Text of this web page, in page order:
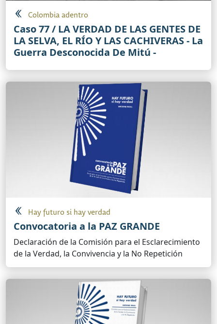
Colombia adentro
Caso 77 / LA VERDAD DE LAS GENTES DE
LA SELVA, EL RÍO Y LAS CACHIVERAS - La
Guerra Desconocida De Mitú -
Hay futuro si hay verdad
Convocatoria a la PAZ GRANDE
Declaración de la Comisión para el Esclarecimiento
de la Verdad, la Convivencia y la No Repetición